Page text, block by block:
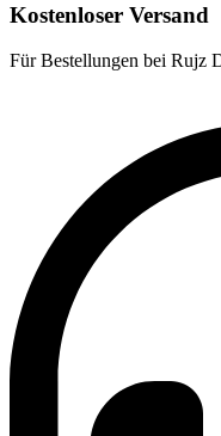
Kostenloser Versand
Für Bestellungen bei Rujz